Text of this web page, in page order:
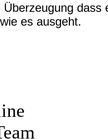
es ausgeht.